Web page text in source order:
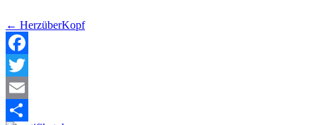
Posts
navigation
← HerzüberKopf
Facebook
Twitter
Email